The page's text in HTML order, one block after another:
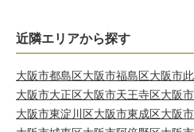
近隣エリアから探す
大阪市都島区大阪市福島区大阪市
大阪市大正区大阪市天王寺区大阪
大阪市東淀川区大阪市東成区大阪